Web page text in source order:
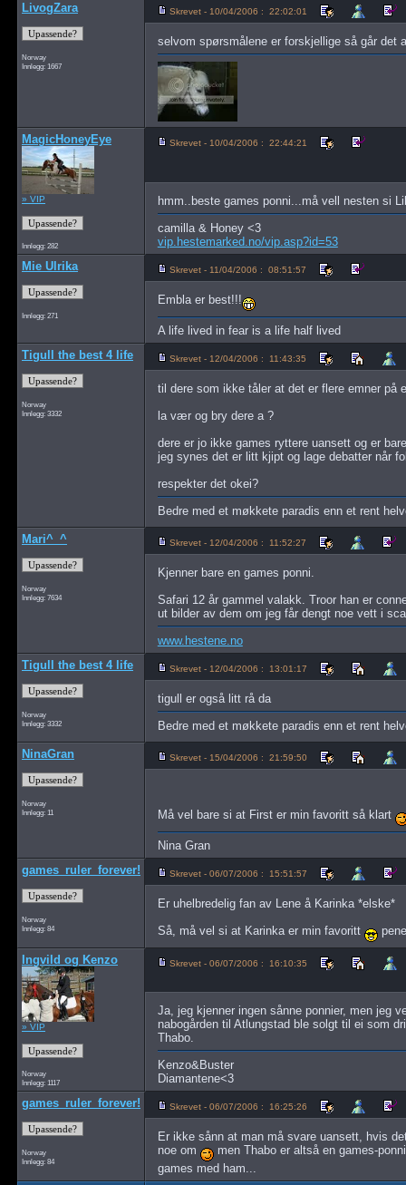
LivogZara
Norway
Innlegg: 1667
Skrevet - 10/04/2006 : 22:02:01
selvom spørsmålene er forskjellige så går det
MagicHoneyEye
» VIP
Innlegg: 282
Skrevet - 10/04/2006 : 22:44:21
hmm..beste games ponni...må vell nesten si
camilla & Honey <3
vip.hestemarked.no/vip.asp?id=53
Mie Ulrika
Innlegg: 271
Skrevet - 11/04/2006 : 08:51:57
Embla er best!!!
A life lived in fear is a life half lived
Tigull the best 4 life
Norway
Innlegg: 3332
Skrevet - 12/04/2006 : 11:43:35
til dere som ikke tåler at det er flere emner på
la vær og bry dere a ?
dere er jo ikke games ryttere uansett og er
jeg synes det er litt kjipt og lage debatter når
respekter det okei?
Bedre med et møkkete paradis enn et rent
Mari^_^
Norway
Innlegg: 7634
Skrevet - 12/04/2006 : 11:52:27
Kjenner bare en games ponni.
Safari 12 år gammel valakk. Troor han er
ut bilder av dem om jeg får dengt noe vett i
www.hestene.no
Tigull the best 4 life
Norway
Innlegg: 3332
Skrevet - 12/04/2006 : 13:01:17
tigull er også litt rå da
Bedre med et møkkete paradis enn et rent
NinaGran
Norway
Innlegg: 11
Skrevet - 15/04/2006 : 21:59:50
Må vel bare si at First er min favoritt så klart
Nina Gran
games_ruler_forever!
Norway
Innlegg: 84
Skrevet - 06/07/2006 : 15:51:57
Er uhelbredelig fan av Lene å Karinka *elske*
Så, må vel si at Karinka er min favoritt
Ingvild og Kenzo
» VIP
Norway
Innlegg: 1117
Skrevet - 06/07/2006 : 16:10:35
Ja, jeg kjenner ingen sånne ponnier, men jeg
nabogården til Atlungstad ble solgt til ei som
Thabo.
Kenzo&Buster
Diamantene<3
games_ruler_forever!
Norway
Innlegg: 84
Skrevet - 06/07/2006 : 16:25:26
Er ikke sånn at man må svare uansett, hvis
noe om
men Thabo er altså en games-
games med ham...